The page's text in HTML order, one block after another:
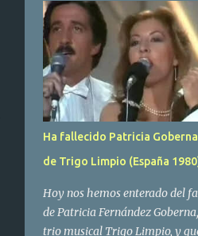
su compañera y principal
formación musical, Amaya
dado a conocer la noticia al
de las redes sociales. Nacido
1951, durante su epoca
carrera de empresariales
estudiante de medicina Luis
comenzando a actuar
guitarra y Villar al piano, sin
esto cambió gracias a la propia
Saizar, que tras su abandono
Ha fallecido Patricia
de Trigo Limpio (España
Hoy nos hemos enterado del
de Patricia Fernández
trio musical Trigo Limpio, y